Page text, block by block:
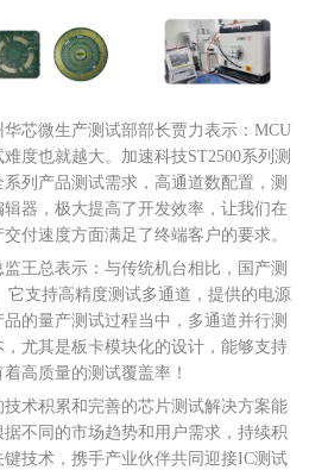
芯微生产测试部部长贾力表示：MCU
度也就越大。加速科技ST2500系列测
列产品测试需求，高通道数配置，测
器，极大提高了开发效率，让我们在
付速度方面满足了终端客户的要求。
王总表示：与传统机台相比，国产测
它支持高精度测试多通道，提供的电源
的量产测试过程当中，多通道并行测
尤其是板卡模块化的设计，能够支持
高质量的测试覆盖率！
术积累和完善的芯片测试解决方案能
不同的市场趋势和用户需求，持续积
技术，携手产业伙伴共同迎接IC测试